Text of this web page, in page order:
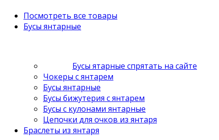
Посмотреть все товары
Бусы янтарные
Бусы ятарные спрятать на сайте
Чокеры с янтарем
Бусы янтарные
Бусы бижутерия с янтарем
Бусы с кулонами янтарные
Цепочки для очков из янтаря
Браслеты из янтаря